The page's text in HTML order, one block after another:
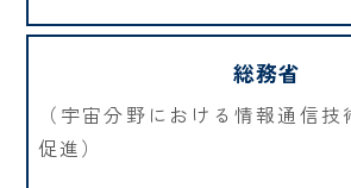
総務省
（宇宙分野における情報通信
促進）